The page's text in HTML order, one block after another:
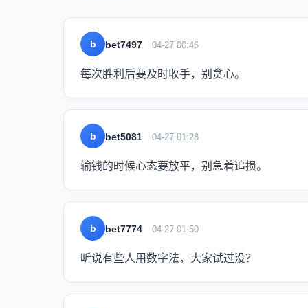
b bet7497 04-27 00:46
每次胜利后要及时收手，别贪心。
b bet5081 04-27 01:28
输钱的时候心态要放平，别急着追损。
b bet7774 04-27 01:50
听说有些人用数字法，大家试过没？